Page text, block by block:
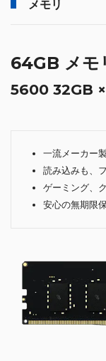
メモリ
64GB メ
5600 32GB
一流メーカー
読み込みも、
ゲーミング、
安心の無期限